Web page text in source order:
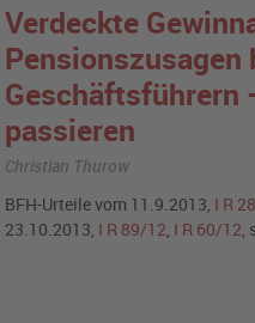
Verdeckte
Geschäftsführern
passieren
Christian Thurow
BFH-Urteile vom 11.9.2013, I R
23.10.2013, I R 89/12, I R 60/12,